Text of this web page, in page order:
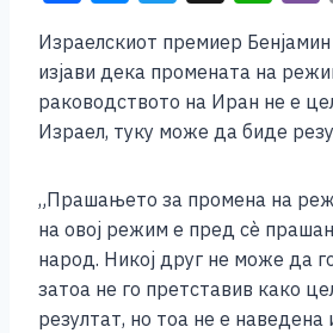
c
e
b
o
k
ss
e
n
er
tt
er
h
at
s
A
p
Израелскиот премиер
изјави дека промената на
раководството на Иран не е
Израел, туку може да биде
„Прашањето за промена на
на овој режим е пред сè
народ. Никој друг не може да
затоа не го претставив како
резултат, но тоа не е наведена